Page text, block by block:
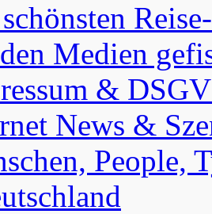
Medien
&
News &
People,